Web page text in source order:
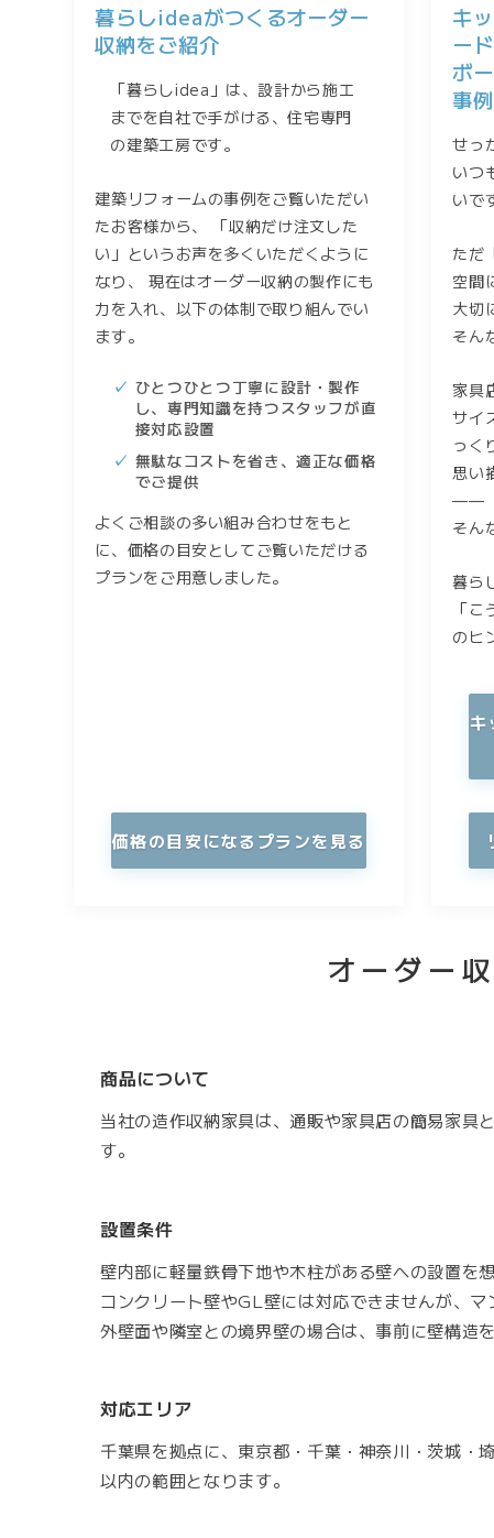
暮らしideaがつくるオーダー
収納をご紹介
「暮らしidea」は、設計から施工
までを自社で手がける、住宅専門
の建築工房です。
建築リフォームの事例をご覧いただい
たお客様から、 「収納だけ注文した
い」というお声を多くいただくように
なり、 現在はオーダー収納の製作にも
力を入れ、以下の体制で取り組んでい
ます。
ひとつひとつ丁寧に設計・製作
し、専門知識を持つスタッフが直
接対応設置
無駄なコストを省き、適正な価格
でご提供
よくご相談の多い組み合わせをもと
に、価格の目安としてご覧いただける
プランをご用意しました。
価格の目安になるプランを見る
キ
ー
ボ
事
せっ
いつ
いで
ただ
空間
大切
そん
家具
サイ
っく
思い
——
そん
暮ら
「
のヒ
キ
オーダー
商品について
当社の造作収納家具は、通販や家具店の簡易家具
す。
設置条件
壁内部に軽量鉄骨下地や木柱がある壁への設置を
コンクリート壁やGL壁には対応できませんが、
外壁面や隣室との境界壁の場合は、事前に壁構造
対応エリア
千葉県を拠点に、東京都・千葉・神奈川・茨城
以内の範囲となります。